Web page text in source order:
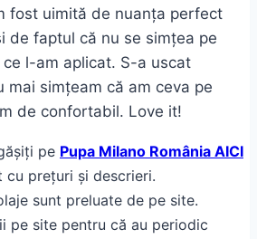
fost uimită de nuanța perfect
de faptul că nu se simțea pe
ce l-am aplicat. S-a uscat
mai simțeam că am ceva pe
de confortabil. Love it!
șiți pe Pupa Milano România AICI
cu prețuri și descrieri.
sunt preluate de pe site.
pe sitepentru că au periodic